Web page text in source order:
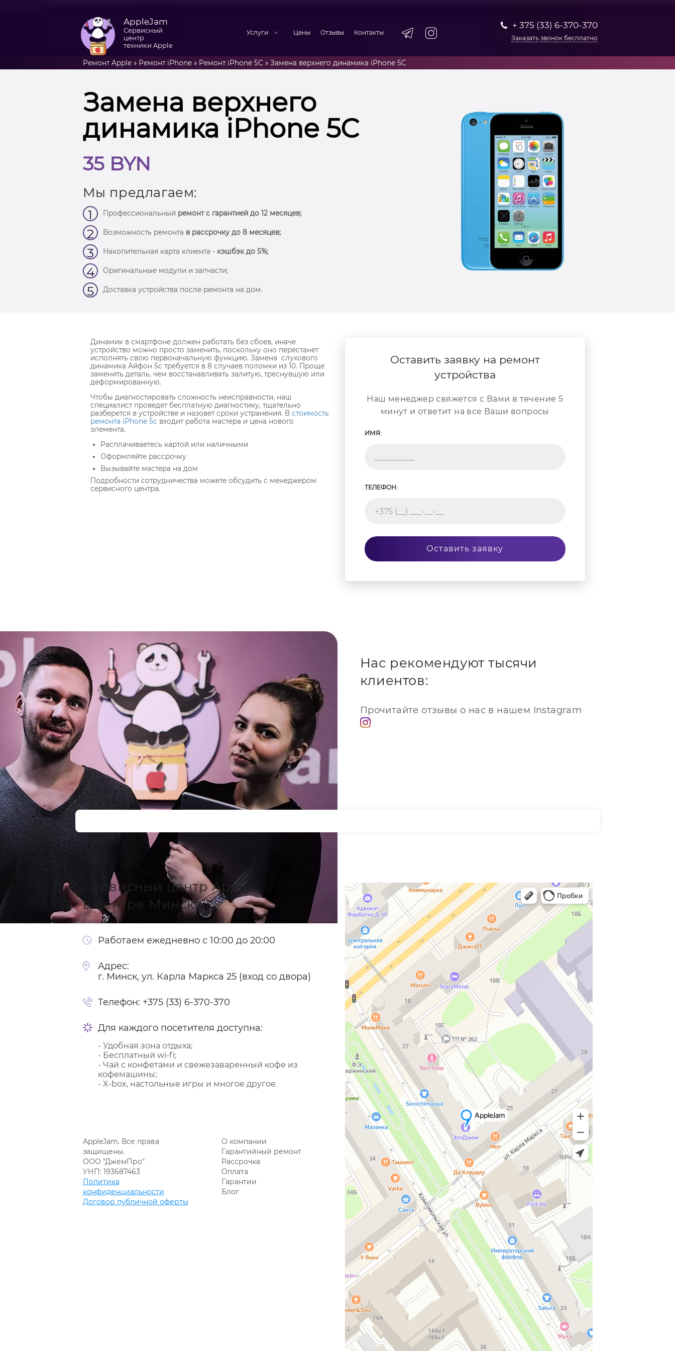
AppleJam
Сервисный
центр
техники Apple
Услуги Цены Отзывы Контакты
+ 375 (33) 6-370-370
Заказать звонок бесплатно
Ремонт Apple» Ремонт iPhone» Ремонт iPhone 5C » Замена верхнего динамика iPhone 5C
Замена верхнего
динамика iPhone 5C
35 BYN
Мы предлагаем:
1 Профессиональный ремонт с гарантией до 12 месяцев;
2 Возможность ремонта в рассрочку до 8 месяцев;
3 Накопительная карта клиента - кэшбэк до 5%;
4 Оригинальные модули и запчасти;
5 Доставка устройства после ремонта на дом.
Динамик в смартфоне должен работать без сбоев, иначе
устройство можно просто заменить, поскольку оно перестанет
исполнять свою первоначальную функцию. Замена слухового
динамика Айфон 5c требуется в 8 случаев поломки из 10. Проще
заменить деталь, чем восстанавливать залитую, треснувшую или
деформированную.
Чтобы диагностировать сложность неисправности, наш
специалист проведет бесплатную диагностику, тщательно
разберется в устройстве и назовет сроки устранения. В стоимость
ремонта iPhone 5c входит работа мастера и цена нового
элемента.
Расплачиваетесь картой или наличными
Оформляйте рассрочку
Вызывайте мастера на дом
Подробности сотрудничества можете обсудить с менеджером
сервисного центра.
Оставить заявку на ремонт
устройства
Наш менеджер свяжется с Вами в течение 5
минут и ответит на все Ваши вопросы
ИМЯ:
ТЕЛЕФОН:
Оставить заявку
Нас рекомендуют тысячи
клиентов:
Прочитайте отзывы о нас в нашем Instagram
Сервисный центр Apple
в центре Минска
Работаем ежедневно с 10:00 до 20:00
Адрес:
г. Минск, ул. Карла Маркса 25 (вход со двора)
Телефон: +375 (33) 6-370-370
Для каждого посетителя доступна:
- Удобная зона отдыха;
- Бесплатный wi-fi;
- Чай с конфетами и свежезаваренный кофе из
кофемашины;
- X-box, настольные игры и многое другое.
AppleJam. Все права
защищены.
ООО "ДжемПро"
УНП: 193687463
Политика
конфиденциальности
Договор публичной оферты
О компании
Гарантийный ремонт
Рассрочка
Оплата
Гарантии
Блог